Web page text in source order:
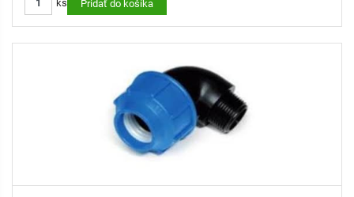
ks Pridať do košíka